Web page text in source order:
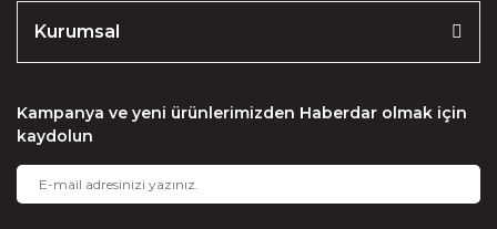
Kurumsal
Kampanya ve yeni ürünlerimizden Haberdar olmak için
kaydolun